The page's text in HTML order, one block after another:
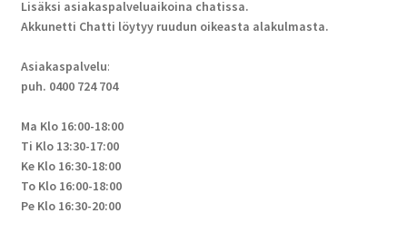
Lisäksi asiakaspalveluaikoina chatissa.
Akkunetti Chatti löytyy ruudun oikeasta alakulmasta.
Asiakaspalvelu:
puh. 0400 724 704
Ma Klo 16:00-18:00
Ti Klo 13:30-17:00
Ke Klo 16:30-18:00
To Klo 16:00-18:00
Pe Klo 16:30-20:00